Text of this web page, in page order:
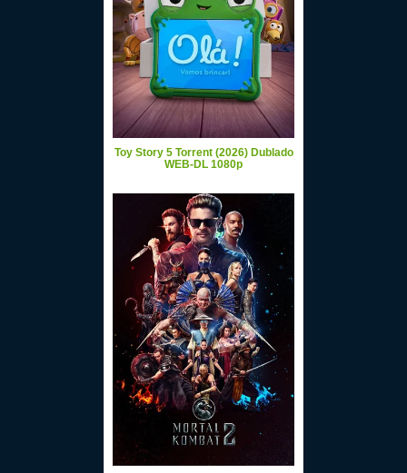
Toy Story 5 Torrent (2026) Dublado
WEB-DL 1080p